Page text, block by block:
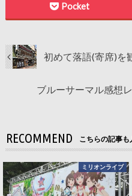
Pocket
初めて落語(寄席)を
ブルーサーマル感想
RECOMMEND こちらの記事も
ミリオンライブ